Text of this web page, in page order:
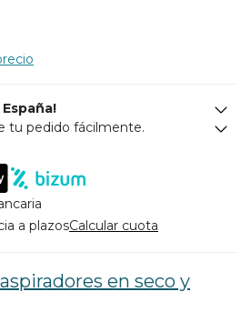
tu pedido fácilmente.
a plazosCalcular cuota
en seco y